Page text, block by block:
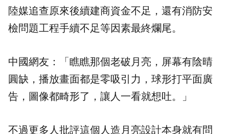
陸媒追查原來後續建商資金不足，還有消防安
檢問題工程手續不足等因素最終爛尾。
中國網友：「瞧瞧那個老破月亮，屏幕有陰晴
圓缺，播放畫面都是零吸引力，球形打平面廣
告，圖像都畸形了，讓人一看就想吐。」
不過更多人批評這個人造月亮設計本身就有問